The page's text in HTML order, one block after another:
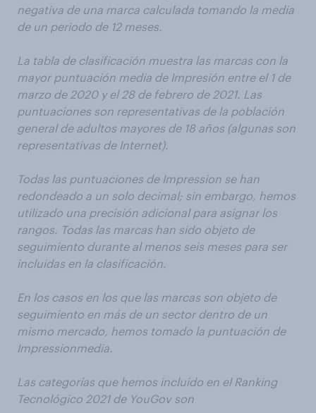
negativa de una marca calculada tomando la media
de un periodo de 12 meses.
La tabla de clasificación muestra las marcas con la
mayor puntuación media de Impresión entre el 1 de
marzo de 2020 y el 28 de febrero de 2021. Las
puntuaciones son representativas de la población
general de adultos mayores de 18 años (algunas son
representativas de Internet).
Todas las puntuaciones de Impression se han
redondeado a un solo decimal; sin embargo, hemos
utilizado una precisión adicional para asignar los
rangos. Todas las marcas han sido objeto de
seguimiento durante al menos seis meses para ser
incluidas en la clasificación.
En los casos en los que las marcas son objeto de
seguimiento en más de un sector dentro de un
mismo mercado, hemos tomado la puntuación de
Impressionmedia.
Las categorías que hemos incluido en el Ranking
Tecnológico 2021 de YouGov son